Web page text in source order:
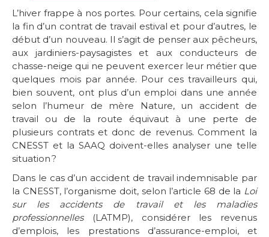
L’hiver frappe à nos portes. Pour certains, cela signifie
la fin d’un contrat de travail estival et pour d’autres, le
début d’un nouveau. Il s’agit de penser aux pêcheurs,
aux jardiniers-paysagistes et aux conducteurs de
chasse-neige qui ne peuvent exercer leur métier que
quelques mois par année. Pour ces travailleurs qui,
bien souvent, ont plus d’un emploi dans une année
selon l’humeur de mère Nature, un accident de
travail ou de la route équivaut à une perte de
plusieurs contrats et donc de revenus. Comment la
CNESST et la SAAQ doivent-elles analyser une telle
situation ?
Dans le cas d’un accident de travail indemnisable par
la CNESST, l’organisme doit, selon l’article 68 de la Loi
sur les accidents de travail et les maladies
professionnelles
(LATMP), considérer les revenus
d’emplois, les prestations d’assurance-emploi, et